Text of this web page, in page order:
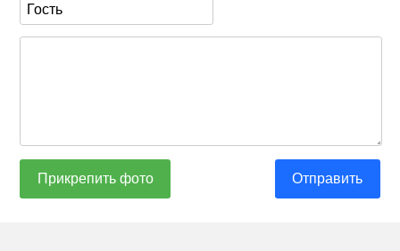
Прикрепить фото Отправить